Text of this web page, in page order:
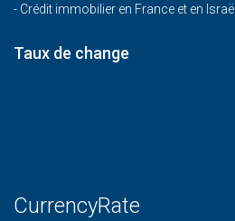
- Crédit immobilier en France et en Israël
Taux de change
CurrencyRate